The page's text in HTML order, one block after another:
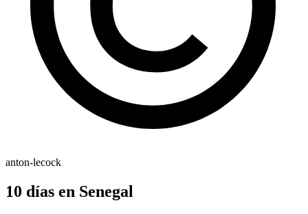
anton-lecock
10 días en Senegal